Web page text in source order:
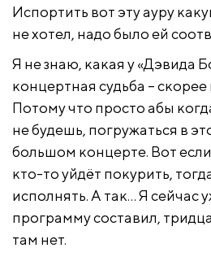
Испортить вот эту ауру
не хотел, надо было ей
Я не знаю, какая у «Дэвида
концертная судьба – скорее
Потому что просто абы
не будешь, погружаться в
большом концерте. Вот
кто-то уйдёт покурить,
исполнять. А так… Я сейчас
программу составил,
там нет.